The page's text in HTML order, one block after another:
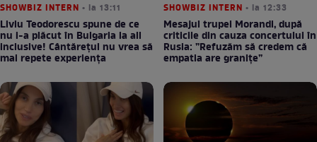
SHOWBIZ INTERN • la 13:11
Liviu Teodorescu spune de ce
nu i-a plăcut în Bulgaria la all
inclusive! Cântărețul nu vrea să
mai repete experiența
SHOWBIZ INTERN • la 12:33
Mesajul trupei Morandi, după
criticile din cauza concertului în
Rusia: ”Refuzăm să credem că
empatia are granițe”